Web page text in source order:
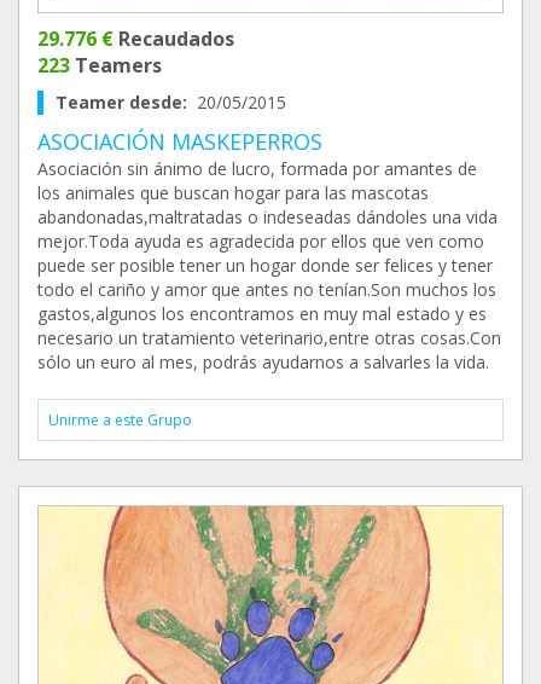
29.776 € Recaudados
223 Teamers
Teamer desde: 20/05/2015
ASOCIACIÓN MASKEPERROS
Asociación sin ánimo de lucro, formada por amantes de
los animales que buscan hogar para las mascotas
abandonadas,maltratadas o indeseadas dándoles una vida
mejor.Toda ayuda es agradecida por ellos que ven como
puede ser posible tener un hogar donde ser felices y tener
todo el cariño y amor que antes no tenían.Son muchos los
gastos,algunos los encontramos en muy mal estado y es
necesario un tratamiento veterinario,entre otras cosas.Con
sólo un euro al mes, podrás ayudarnos a salvarles la vida.
Unirme a este Grupo